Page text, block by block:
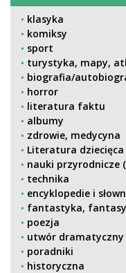
klasyka
komiksy
sport
turystyka, mapy,
biografia/
horror
literatura faktu
albumy
zdrowie, medycyna
Literatura dziecięca
nauki przyrodnicze
technika
encyklopedie i
fantastyka,
poezja
utwór
poradniki
historyczna